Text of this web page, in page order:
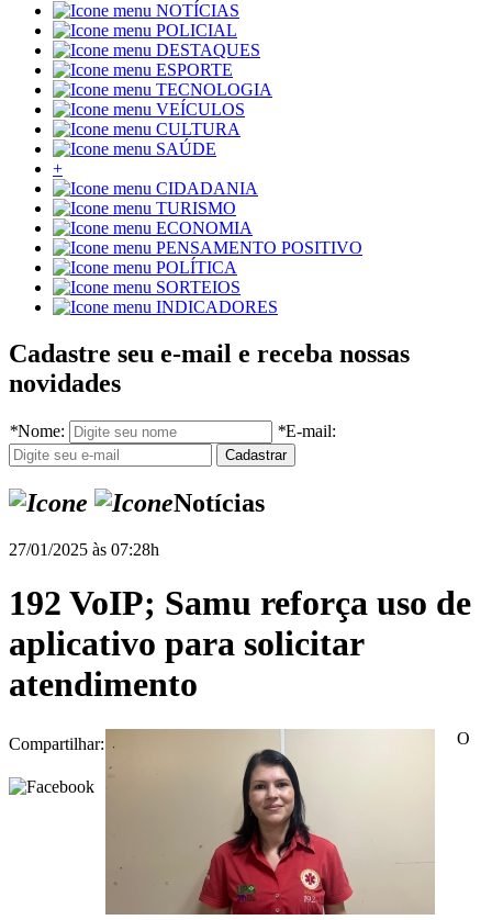
NOTÍCIAS
POLICIAL
DESTAQUES
ESPORTE
TECNOLOGIA
VEÍCULOS
CULTURA
SAÚDE
+
CIDADANIA
TURISMO
ECONOMIA
PENSAMENTO POSITIVO
POLÍTICA
SORTEIOS
INDICADORES
Cadastre seu e-mail e receba nossas
novidades
*Nome: *E-mail:
Notícias
27/01/2025 às 07:28h
192 VoIP; Samu reforça uso de
aplicativo para solicitar
atendimento
Compartilhar: O